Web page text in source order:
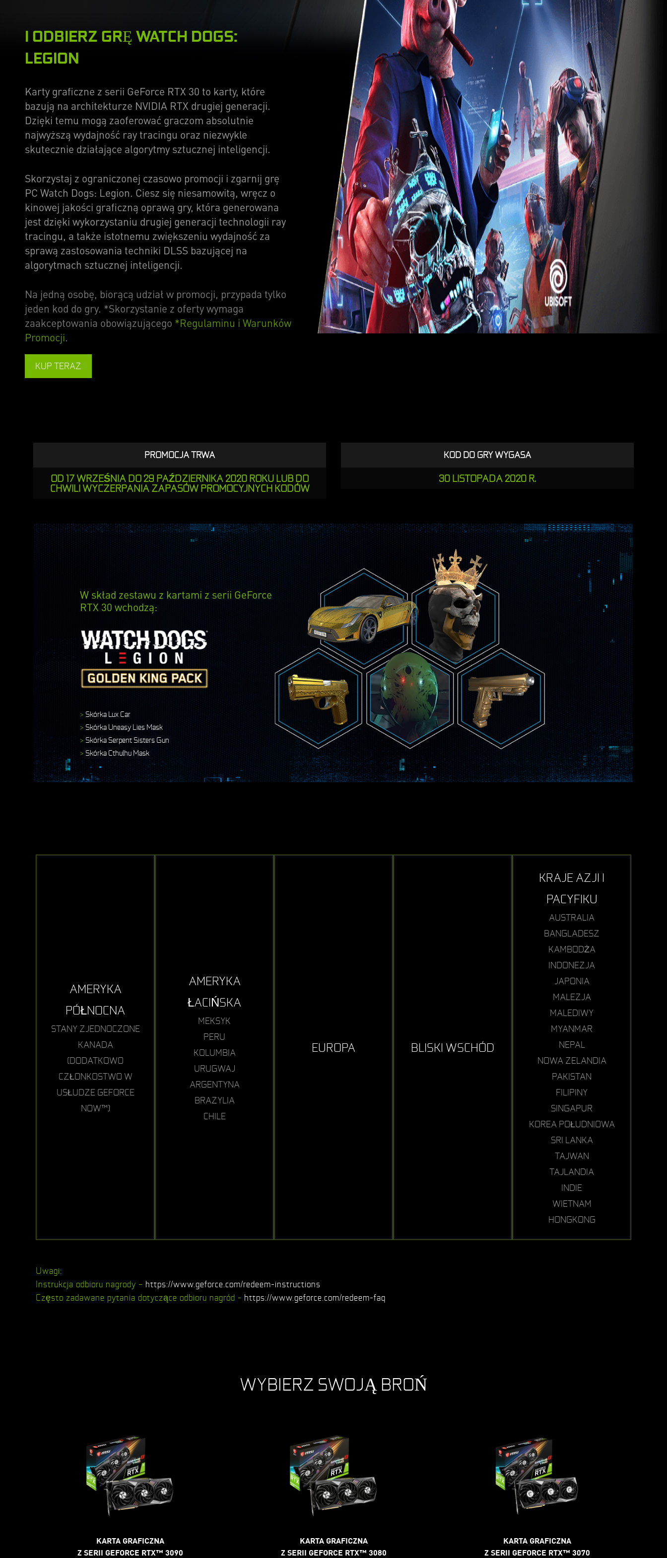
I ODBIERZ GRĘ WATCH DOGS:
LEGION
Karty graficzne z serii GeForce RTX 30 to karty, które
bazują na architekturze NVIDIA RTX drugiej generacji.
Dzięki temu mogą zaoferować graczom absolutnie
najwyższą wydajność ray tracingu oraz niezwykle
skutecznie działające algorytmy sztucznej inteligencji.
Skorzystaj z ograniczonej czasowo promocji i zgarnij grę
PC Watch Dogs: Legion. Ciesz się niesamowitą, wręcz o
kinowej jakości graficzną oprawą gry, która generowana
jest dzięki wykorzystaniu drugiej generacji technologii ray
tracingu, a także istotnemu zwiększeniu wydajność za
sprawą zastosowania techniki DLSS bazującej na
algorytmach sztucznej inteligencji.
Na jedną osobę, biorącą udział w promocji, przypada tylko
jeden kod do gry. *Skorzystanie z oferty wymaga
zaakceptowania obowiązującego *Regulaminu i Warunków
Promocji.
KUP TERAZ
PROMOCJA TRWA
OD 17 WRZEŚNIA DO 29 PAŹDZIERNIKA 2020 ROKU LUB DO
CHWILI WYCZERPANIA ZAPASÓW PROMOCYJNYCH KODÓW
KOD DO GRY WYGASA
30 LISTOPADA 2020 R.
W skład zestawu z kartami z serii GeForce
RTX 30 wchodzą:
> Skórka Lux Car
> Skórka Uneasy Lies Mask
> Skórka Serpent Sisters Gun
> Skórka Cthulhu Mask
AMERYKA
PÓŁNOCNA
STANY ZJEDNOCZONE
KANADA
(DODATKOWO
CZŁONKOSTWO W
USŁUDZE GEFORCE
NOW™)
AMERYKA
ŁACIŃSKA
MEKSYK
PERU
KOLUMBIA
URUGWAJ
ARGENTYNA
BRAZYLIA
CHILE
EUROPA BLISKI WSCHÓD
KRAJE AZJI I
PACYFIKU
AUSTRALIA
BANGLADESZ
KAMBODŻA
INDONEZJA
JAPONIA
MALEZJA
MALEDIWY
MYANMAR
NEPAL
NOWA ZELANDIA
PAKISTAN
FILIPINY
SINGAPUR
KOREA POŁUDNIOWA
SRI LANKA
TAJWAN
TAJLANDIA
INDIE
WIETNAM
HONGKONG
Uwagi:
Instrukcja odbioru nagrody – https://www.geforce.com/redeem-instructions
Często zadawane pytania dotyczące odbioru nagród - https://www.geforce.com/redeem-faq
WYBIERZ SWOJĄ BROŃ
KARTA GRAFICZNA
Z SERII GEFORCE RTX™ 3090
KARTA GRAFICZNA
Z SERII GEFORCE RTX™ 3080
KARTA GRAFICZNA
Z SERII GEFORCE RTX™ 3070